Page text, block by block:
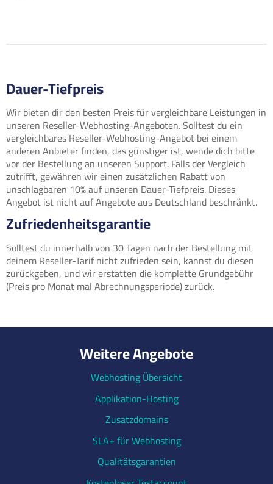
Dauer-Tiefpreis
Wir bieten dir den besten Preis für vergleichbare Leistungen in
unseren Reseller-Webhosting-Angeboten. Solltest du ein
vergleichbares Reseller-Webhosting-Angebot bei einem
anderen Anbieter finden, das günstiger ist, wende dich bitte
vor der Bestellung an unseren Support. Falls der Vergleich
zutrifft, gewähren wir einen zusätzlichen Rabatt von
unschlagbaren 10% auf unseren Dauer-Tiefpreis. Dieses
Angebot ist nicht auf Angebote aus Deutschland beschränkt.
Zufriedenheitsgarantie
Solltest du innerhalb von 30 Tagen nach der Bestellung mit
deinem Reseller-Tarif nicht zufrieden sein, kannst du diesen
zurückgeben, und wir erstatten die komplette Grundgebühr
(Preis pro Monat mal Abrechnungsperiode) zurück.
Weitere Angebote
Webhosting Übersicht
Applikation-Hosting
Zusatzdomains
SLA+ für Webhosting
Qualitätsgarantien